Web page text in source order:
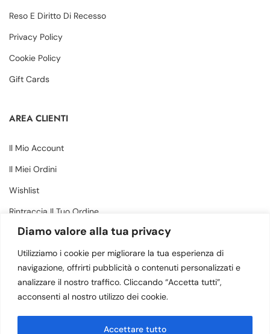
Diamo valore alla tua privacy
Utilizziamo i cookie per migliorare la tua esperienza di
navigazione, offrirti pubblicità o contenuti personalizzati e
analizzare il nostro traffico. Cliccando “Accetta tutti”,
acconsenti al nostro utilizzo dei cookie.
Accettare tutto
Reso E Diritto Di Recesso
Privacy Policy
Cookie Policy
Gift Cards
AREA CLIENTI
Il Mio Account
Il Miei Ordini
Wishlist
Rintraccia Il Tuo Ordine
CONTATTI
Via Margherita 34, Amantea (CS) - 87032